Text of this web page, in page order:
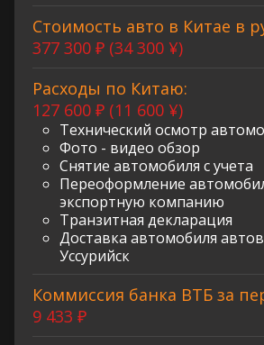
Стоимость авто в Китае в
377 300 ₽ (34 300 ¥)
Расходы по Китаю:
127 600 ₽ (11 600 ¥)
Технический осмотр
Фото - видео обзор
Снятие автомобиля с учета
Переоформление
экспортную компанию
Транзитная декларация
Доставка автомобиля
Уссурийск
Коммиссия банка ВТБ за
9 433 ₽